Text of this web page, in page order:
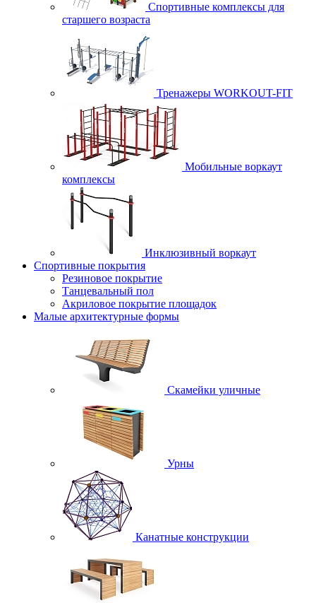
Спортивные комплексы для
старшего возраста
Тренажеры WORKOUT-FIT
Мобильные воркаут
комплексы
Инклюзивный воркаут
Спортивные покрытия
Резиновое покрытие
Танцевальный пол
Акриловое покрытие площадок
Малые архитектурные формы
Скамейки уличные
Урны
Канатные конструкции